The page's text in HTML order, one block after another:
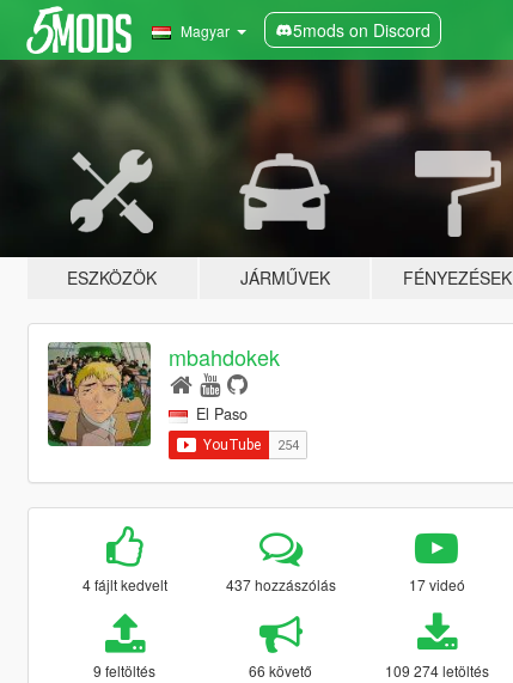
Magyar 5mods on Discord
ESZKÖZÖK JÁRMŰVEK FÉNYEZÉSEK
mbahdokek
El Paso
4 fájlt kedvelt 437 hozzászólás 17 videó
9 feltöltés 66 követő 109 274 letöltés